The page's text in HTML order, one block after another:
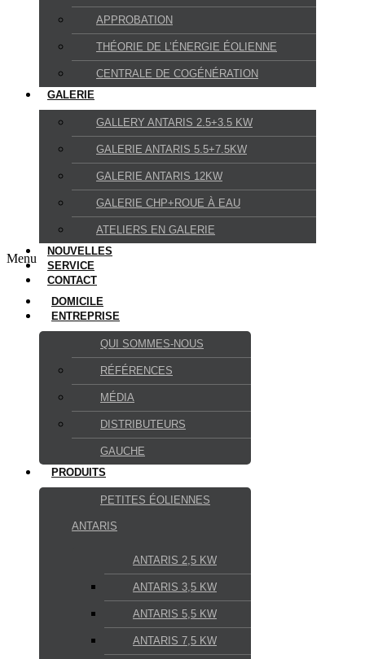
APPROBATION
THÉORIE DE L’ÉNERGIE ÉOLIENNE
CENTRALE DE COGÉNÉRATION
GALERIE
GALLERY ANTARIS 2.5+3.5 KW
GALERIE ANTARIS 5.5+7.5KW
GALERIE ANTARIS 12KW
GALERIE CHP+ROUE À EAU
ATELIERS EN GALERIE
NOUVELLES
SERVICE
CONTACT
Menu
DOMICILE
ENTREPRISE
QUI SOMMES-NOUS
RÉFÉRENCES
MÉDIA
DISTRIBUTEURS
GAUCHE
PRODUITS
PETITES ÉOLIENNES
ANTARIS
ANTARIS 2,5 KW
ANTARIS 3,5 KW
ANTARIS 5,5 KW
ANTARIS 7,5 KW